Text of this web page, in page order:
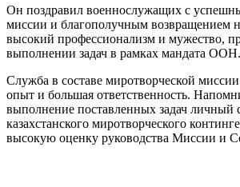
Он поздравил военнослужащих с
миссии и благополучным возвращением
высокий профессионализм и мужество,
выполнении задач в рамках мандата ООН.
Служба в составе миротворческой
опыт и большая ответственность.
выполнение поставленных задач личный
казахстанского миротворческого
высокую оценку руководства Миссии и